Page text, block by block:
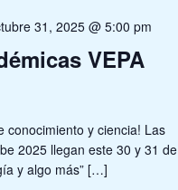
VEPA
31, 2025 @ 5:00 pm
conocimiento y ciencia! Las
2025 llegan este 30 y 31 de
y algo más” […]